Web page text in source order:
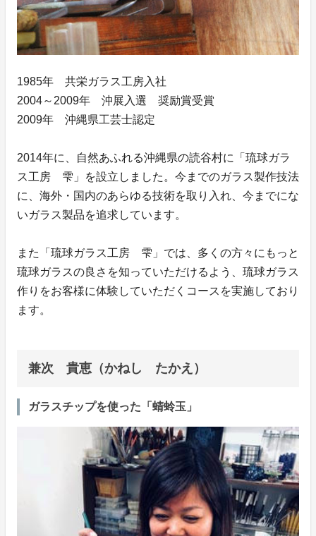
1985年 共栄ガラス工房入社
2004～2009年 沖展入選 奨励賞受賞
2009年 沖縄県工芸士認定
2014年に、自然あふれる沖縄県の読谷村に「琉球ガラ
ス工房 雫」を設立しました。今までのガラス製作技法
に、海外・国内のあらゆる技術を取り入れ、今までにな
いガラス製品を追求しています。
また「琉球ガラス工房 雫」では、多くの方々にもっと
琉球ガラスの良さを知っていただけるよう、琉球ガラス
作りをお客様に体験していただくコースを実施しており
ます。
兼次 貴恵（かねし たかえ）
ガラスチップを使った「蜻蛉玉」